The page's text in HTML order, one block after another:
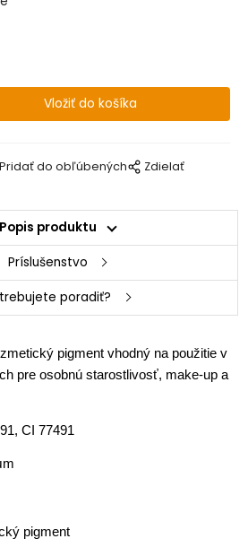
Pridať do obľúbených Zdielať
Popis produktu
Príslušenstvo
poradiť?
pigment vhodný na použitie v
pre osobnú starostlivosť, make-up a
CI 77491
pigment